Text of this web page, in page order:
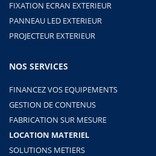
FIXATION ECRAN EXTERIEUR
PANNEAU LED EXTERIEUR
PROJECTEUR EXTERIEUR
NOS SERVICES
FINANCEZ VOS EQUIPEMENTS
GESTION DE CONTENUS
FABRICATION SUR MESURE
LOCATION MATERIEL
SOLUTIONS METIERS